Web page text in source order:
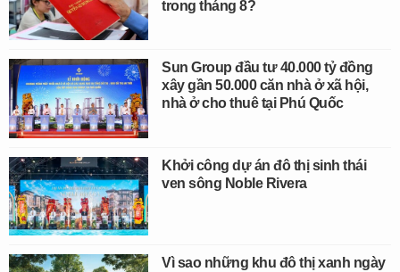
trong tháng 8?
Sun Group đầu tư 40.000 tỷ đồng
xây gần 50.000 căn nhà ở xã hội,
nhà ở cho thuê tại Phú Quốc
Khởi công dự án đô thị sinh thái
ven sông Noble Rivera
Vì sao những khu đô thị xanh ngày